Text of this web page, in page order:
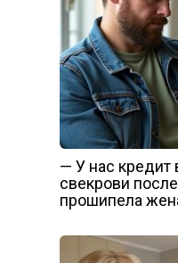
— У нас кредит
свекрови
прошипела